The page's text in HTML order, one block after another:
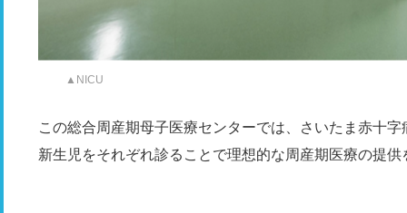
▲NICU
この総合周産期母子医療センターでは、さいたま赤十
新生児をそれぞれ診ることで理想的な周産期医療の提供